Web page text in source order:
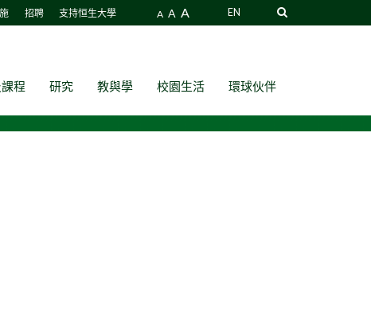
招聘 支持恒生大學 A A A EN
程 研究 教與學 校園生活 環球伙伴